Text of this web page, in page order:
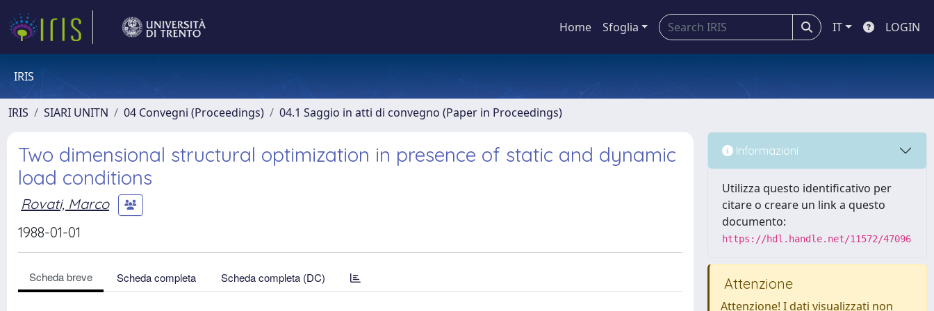
Home Sfoglia IT LOGIN
IRIS
IRIS SIARI UNITN 04 Convegni (Proceedings) 04.1 Saggio in atti di convegno (Paper in Proceedings)
Two dimensional structural optimization in presence of static and dynamic
load conditions
Rovati, Marco
1988-01-01
Scheda breve Scheda completa Scheda completa (DC)
Informazioni
Utilizza questo identificativo per
citare o creare un link a questo
documento:
https://hdl.handle.net/11572/47096
Attenzione
Attenzione! I dati visualizzati non